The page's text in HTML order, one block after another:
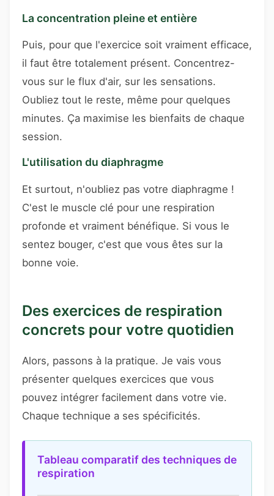
La concentration pleine et entière
Puis, pour que l'exercice soit vraiment efficace,
il faut être totalement présent. Concentrez-
vous sur le flux d'air, sur les sensations.
Oubliez tout le reste, même pour quelques
minutes. Ça maximise les bienfaits de chaque
session.
L'utilisation du diaphragme
Et surtout, n'oubliez pas votre diaphragme !
C'est le muscle clé pour une respiration
profonde et vraiment bénéfique. Si vous le
sentez bouger, c'est que vous êtes sur la
bonne voie.
Des exercices de respiration
concrets pour votre quotidien
Alors, passons à la pratique. Je vais vous
présenter quelques exercices que vous
pouvez intégrer facilement dans votre vie.
Chaque technique a ses spécificités.
Tableau comparatif des techniques de
respiration